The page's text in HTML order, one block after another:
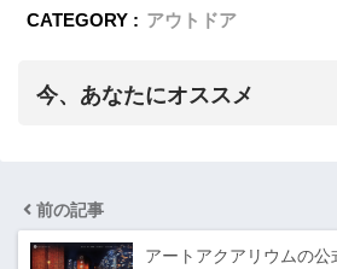
CATEGORY : アウトドア
今、あなたにオススメ
前の記事
アートアクアリウムの